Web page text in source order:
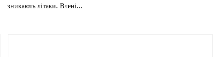
зникають літаки. Вчені...